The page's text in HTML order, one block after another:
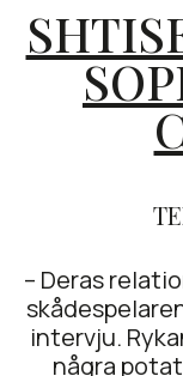
– Deras
intervju.
några